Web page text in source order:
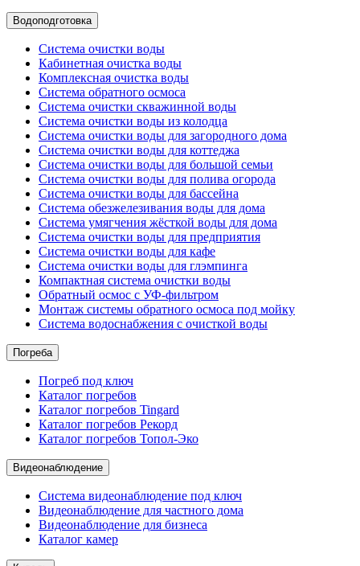
Водоподготовка
Система очистки воды
Кабинетная очистка воды
Комплексная очистка воды
Система обратного осмоса
Система очистки скважинной воды
Система очистки воды из колодца
Система очистки воды для загородного дома
Система очистки воды для коттеджа
Система очистки воды для большой семьи
Система очистки воды для полива огорода
Система очистки воды для бассейна
Система обезжелезивания воды для дома
Система умягчения жёсткой воды для дома
Система очистки воды для предприятия
Система очистки воды для кафе
Система очистки воды для глэмпинга
Компактная система очистки воды
Обратный осмос c УФ-фильтром
Монтаж системы обратного осмоса под мойку
Система водоснабжения с очисткой воды
Погреба
Погреб под ключ
Каталог погребов
Каталог погребов Tingard
Каталог погребов Рекорд
Каталог погребов Топол-Эко
Видеонаблюдение
Система видеонаблюдение под ключ
Видеонаблюдение для частного дома
Видеонаблюдение для бизнеса
Каталог камер